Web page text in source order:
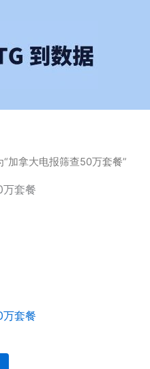
加拿大电报筛查50万套餐”
套餐
套餐